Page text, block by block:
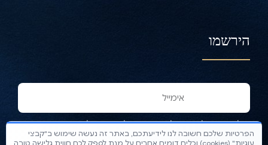
הירשמו
שלחו דוא״ל ותקבלו את הניוזלטרים שלנו.
הפרטיות שלכם חשובה לנו לידיעתכם, באתר זה נעשה שימוש ב"קבצי
עוגיות" (cookies) וכלים דומים אחרים על מנת לספק לכם חווית גלישה טובה